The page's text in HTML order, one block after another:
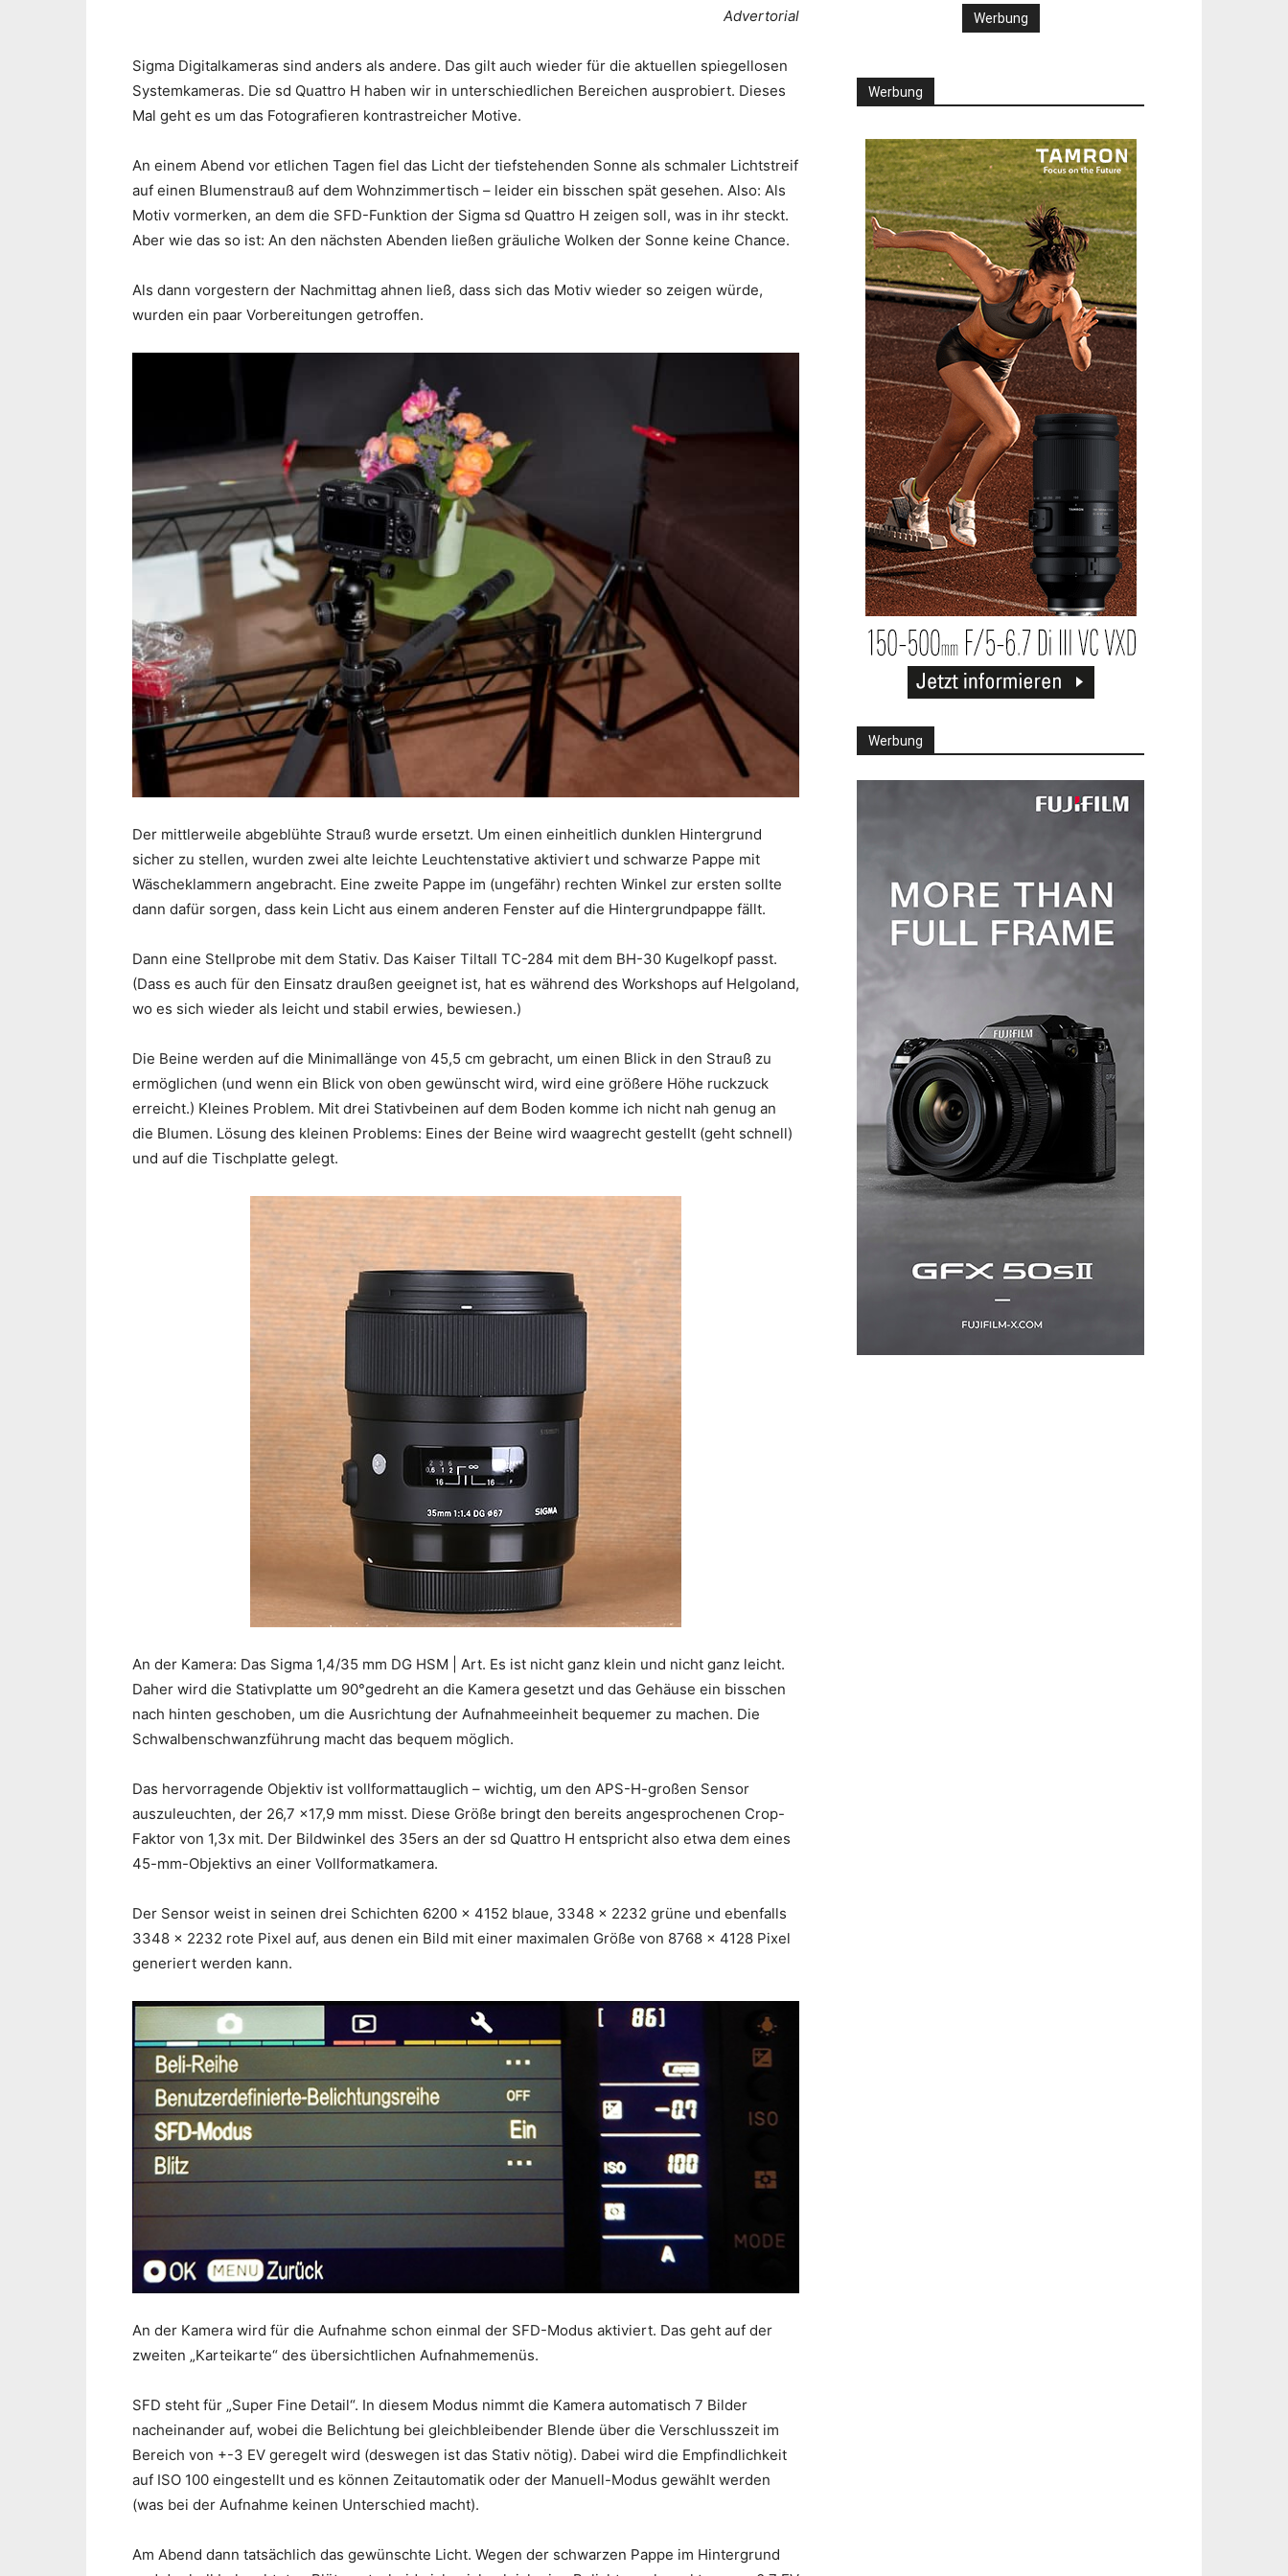
Advertorial
Sigma Digitalkameras sind anders als andere. Das gilt auch wieder für die aktuellen spiegellosen
Systemkameras. Die sd Quattro H haben wir in unterschiedlichen Bereichen ausprobiert. Dieses
Mal geht es um das Fotografieren kontrastreicher Motive.
An einem Abend vor etlichen Tagen fiel das Licht der tiefstehenden Sonne als schmaler Lichtstreif
auf einen Blumenstrauß auf dem Wohnzimmertisch – leider ein bisschen spät gesehen. Also: Als
Motiv vormerken, an dem die SFD-Funktion der Sigma sd Quattro H zeigen soll, was in ihr steckt.
Aber wie das so ist: An den nächsten Abenden ließen gräuliche Wolken der Sonne keine Chance.
Als dann vorgestern der Nachmittag ahnen ließ, dass sich das Motiv wieder so zeigen würde,
wurden ein paar Vorbereitungen getroffen.
Der mittlerweile abgeblühte Strauß wurde ersetzt. Um einen einheitlich dunklen Hintergrund
sicher zu stellen, wurden zwei alte leichte Leuchtenstative aktiviert und schwarze Pappe mit
Wäscheklammern angebracht. Eine zweite Pappe im (ungefähr) rechten Winkel zur ersten sollte
dann dafür sorgen, dass kein Licht aus einem anderen Fenster auf die Hintergrundpappe fällt.
Dann eine Stellprobe mit dem Stativ. Das Kaiser Tiltall TC-284 mit dem BH-30 Kugelkopf passt.
(Dass es auch für den Einsatz draußen geeignet ist, hat es während des Workshops auf Helgoland,
wo es sich wieder als leicht und stabil erwies, bewiesen.)
Die Beine werden auf die Minimallänge von 45,5 cm gebracht, um einen Blick in den Strauß zu
ermöglichen (und wenn ein Blick von oben gewünscht wird, wird eine größere Höhe ruckzuck
erreicht.) Kleines Problem. Mit drei Stativbeinen auf dem Boden komme ich nicht nah genug an
die Blumen. Lösung des kleinen Problems: Eines der Beine wird waagrecht gestellt (geht schnell)
und auf die Tischplatte gelegt.
An der Kamera: Das Sigma 1,4/35 mm DG HSM | Art. Es ist nicht ganz klein und nicht ganz leicht.
Daher wird die Stativplatte um 90°gedreht an die Kamera gesetzt und das Gehäuse ein bisschen
nach hinten geschoben, um die Ausrichtung der Aufnahmeeinheit bequemer zu machen. Die
Schwalbenschwanzführung macht das bequem möglich.
Das hervorragende Objektiv ist vollformattauglich – wichtig, um den APS-H-großen Sensor
auszuleuchten, der 26,7 x17,9 mm misst. Diese Größe bringt den bereits angesprochenen Crop-
Faktor von 1,3x mit. Der Bildwinkel des 35ers an der sd Quattro H entspricht also etwa dem eines
45-mm-Objektivs an einer Vollformatkamera.
Der Sensor weist in seinen drei Schichten 6200 x 4152 blaue, 3348 x 2232 grüne und ebenfalls
3348 x 2232 rote Pixel auf, aus denen ein Bild mit einer maximalen Größe von 8768 x 4128 Pixel
generiert werden kann.
An der Kamera wird für die Aufnahme schon einmal der SFD-Modus aktiviert. Das geht auf der
zweiten „Karteikarte“ des übersichtlichen Aufnahmemenüs.
SFD steht für „Super Fine Detail“. In diesem Modus nimmt die Kamera automatisch 7 Bilder
nacheinander auf, wobei die Belichtung bei gleichbleibender Blende über die Verschlusszeit im
Bereich von +-3 EV geregelt wird (deswegen ist das Stativ nötig). Dabei wird die Empfindlichkeit
auf ISO 100 eingestellt und es können Zeitautomatik oder der Manuell-Modus gewählt werden
(was bei der Aufnahme keinen Unterschied macht).
Am Abend dann tatsächlich das gewünschte Licht. Wegen der schwarzen Pappe im Hintergrund
Werbung
Werbung
Werbung